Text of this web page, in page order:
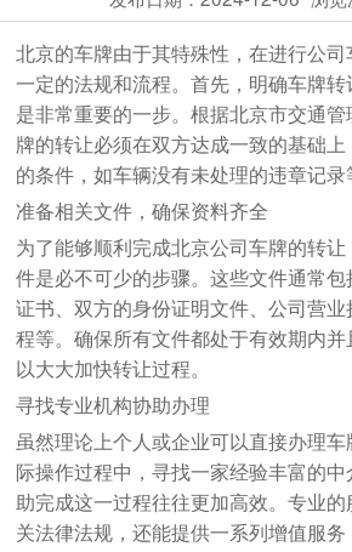
北京的车牌由于其特殊性，在进行公
一定的法规和流程。首先，明确车牌转
是非常重要的一步。根据北京市交通
牌的转让必须在双方达成一致的基础
的条件，如车辆没有未处理的违章记录
准备相关文件，确保资料齐全
为了能够顺利完成北京公司车牌的转
件是必不可少的步骤。这些文件通常
证书、双方的身份证明文件、公司营
程等。确保所有文件都处于有效期内
以大大加快转让过程。
寻找专业机构协助办理
虽然理论上个人或企业可以直接办理
际操作过程中，寻找一家经验丰富的
助完成这一过程往往更加高效。专业
关法律法规，还能提供一系列增值服